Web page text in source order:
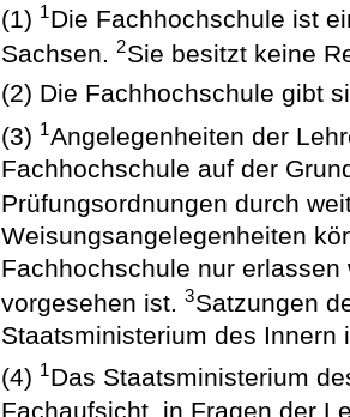
(1) 1Die Fachhochschule ist
Sachsen.2Sie besitzt keine
(2) Die Fachhochschule gibt
(3) 1Angelegenheiten der
Fachhochschule auf der
Prüfungsordnungen durch
Weisungsangelegenheiten
Fachhochschule nur
vorgesehen ist.3Satzungen
Staatsministerium des
(4) 1Das Staatsministerium
Fachaufsicht, in Fragen der